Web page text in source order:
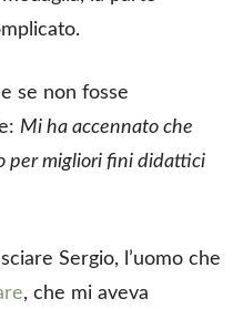
se non fosse
Mi ha accennato che
per migliori fini didattici
Sergio, l’uomo che
, che mi aveva